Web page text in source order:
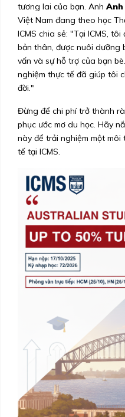
tương lai của bạn. AnhAnh
Việt Nam đang theo học
ICMS chia sẻ: "Tại ICMS,
bản thân, được nuôi dưỡng
vấn và sự hỗ trợ của bạn
nghiệm thực tế đã giúp tôi
đời."
Đừng để chi phí trở thành
phục ước mơ du học. Hãy
này để trải nghiệm một
tế tại ICMS.